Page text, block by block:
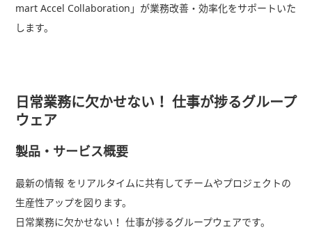
mart Accel Collaboration」が業務改善・効率化をサポートいた
します。
日常業務に欠かせない！ 仕事が捗るグループ
ウェア
製品・サービス概要
最新の情報 をリアルタイムに共有してチームやプロジェクトの
生産性アップを図ります。
日常業務に欠かせない！ 仕事が捗るグループウェアです。